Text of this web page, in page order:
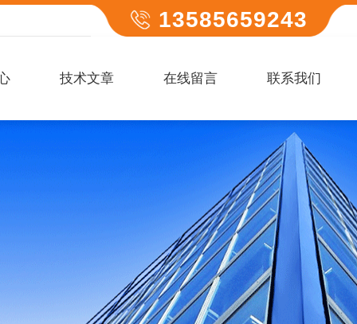
13585659243
技术文章 在线留言 联系我们